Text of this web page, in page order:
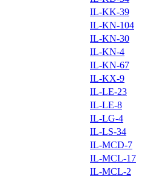
IL-KK-39
IL-KN-104
IL-KN-30
IL-KN-4
IL-KN-67
IL-KX-9
IL-LE-23
IL-LE-8
IL-LG-4
IL-LS-34
IL-MCD-7
IL-MCL-17
IL-MCL-2